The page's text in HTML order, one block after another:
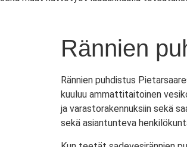
Rännien
Rännien puhdistus
kuuluu ammattitaitoinen
ja varastorakennuksiin sekä
sekä asiantunteva